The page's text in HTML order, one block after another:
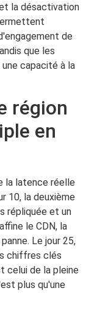
la désactivation
de
que les
capacité à la
région
en
la latence réelle
10, la deuxième
répliquée et un
le CDN, la
Le jour 25,
chiffres clés
celui de la pleine
plus qu'une